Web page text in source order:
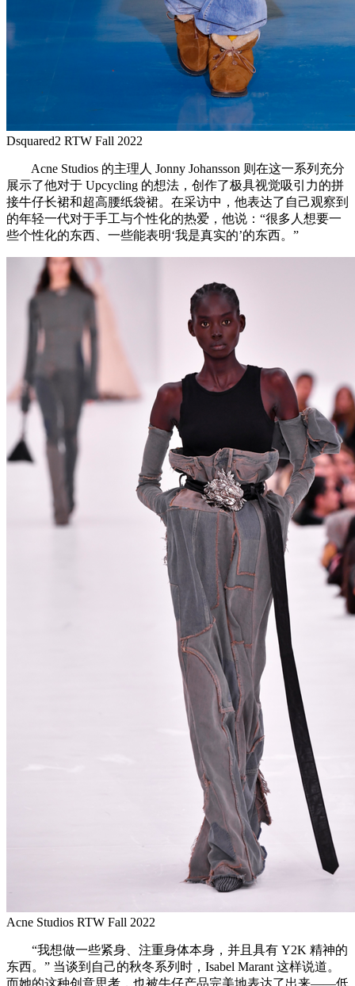
Dsquared2 RTW Fall 2022
Acne Studios 的主理人 Jonny Johansson 则在这一系列充分
展示了他对于 Upcycling 的想法，创作了极具视觉吸引力的拼
接牛仔长裙和超高腰纸袋裙。在采访中，他表达了自己观察到
的年轻一代对于手工与个性化的热爱，他说：“很多人想要一
些个性化的东西、一些能表明‘我是真实的’的东西。”
Acne Studios RTW Fall 2022
“我想做一些紧身、注重身体本身，并且具有 Y2K 精神的
东西。” 当谈到自己的秋冬系列时，Isabel Marant 这样说道。
而她的这种创意思考，也被牛仔产品完美地表达了出来——低